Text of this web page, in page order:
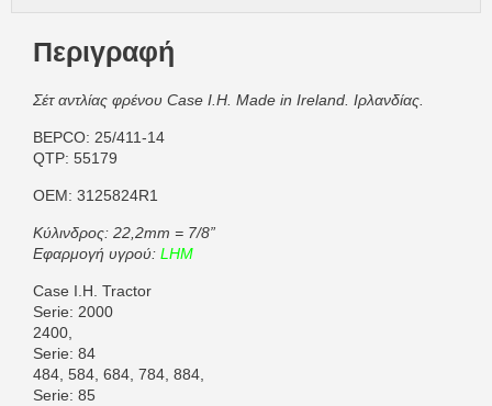
Περιγραφή
Σέτ αντλίας φρένου Case I.H. Made in Ireland. Ιρλανδίας.
BEPCO: 25/411-14
QTP: 55179
OEM: 3125824R1
Κύλινδρος: 22,2mm = 7/8”
Εφαρμογή υγρού: LHM
Case I.H. Tractor
Serie: 2000
2400,
Serie: 84
484, 584, 684, 784, 884,
Serie: 85